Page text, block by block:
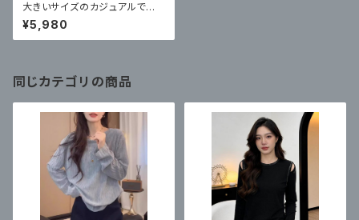
大きいサイズのカジュアルで多
用途なミニマリストスタイルの無
地長袖Tシャツ
¥5,980
同じカテゴリの商品